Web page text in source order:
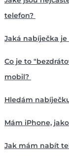
telefon?
Jaká nabíječka
Co je to
mobil?
Hledám
Mám iPhone,
Jak mám nabít